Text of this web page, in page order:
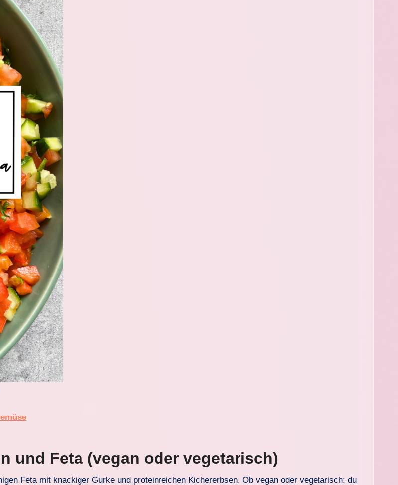
und Feta (vegan oder vegetarisch)
Feta mit knackiger Gurke und proteinreichen Kichererbsen. Ob vegan oder vegetarisch: du